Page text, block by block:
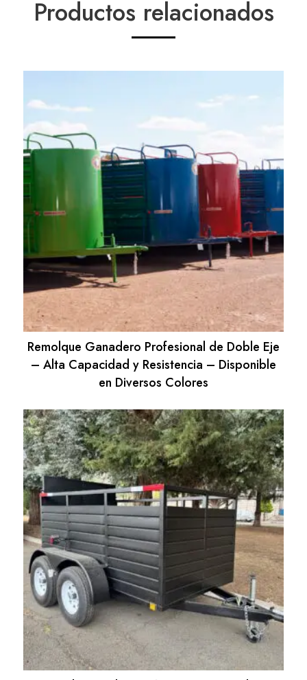
Productos relacionados
Remolque Ganadero Profesional de Doble Eje
– Alta Capacidad y Resistencia – Disponible
en Diversos Colores